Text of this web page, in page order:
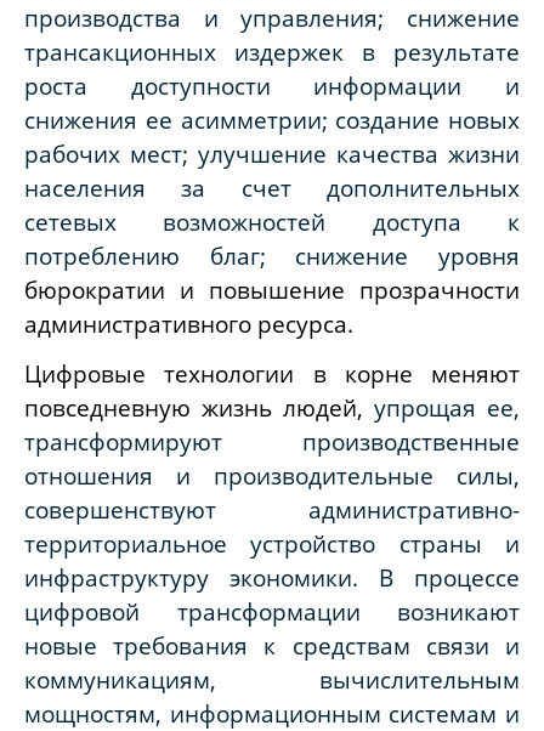
производства и управления; снижение
трансакционных издержек в результате
роста доступности информации и
снижения ее асимметрии; создание новых
рабочих мест; улучшение качества жизни
населения за счет дополнительных
сетевых возможностей доступа к
потреблению благ; снижение уровня
бюрократии и повышение прозрачности
административного ресурса.
Цифровые технологии в корне меняют
повседневную жизнь людей, упрощая ее,
трансформируют производственные
отношения и производительные силы,
совершенствуют административно-
территориальное устройство страны и
инфраструктуру экономики. В процессе
цифровой трансформации возникают
новые требования к средствам связи и
коммуникациям, вычислительным
мощностям, информационным системам и